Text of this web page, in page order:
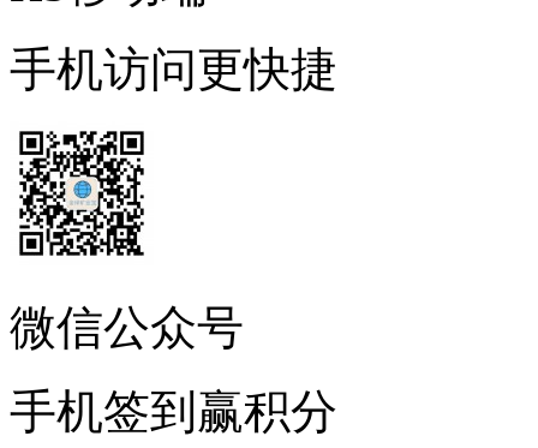
手机访问更快捷
微信公众号
手机签到赢积分